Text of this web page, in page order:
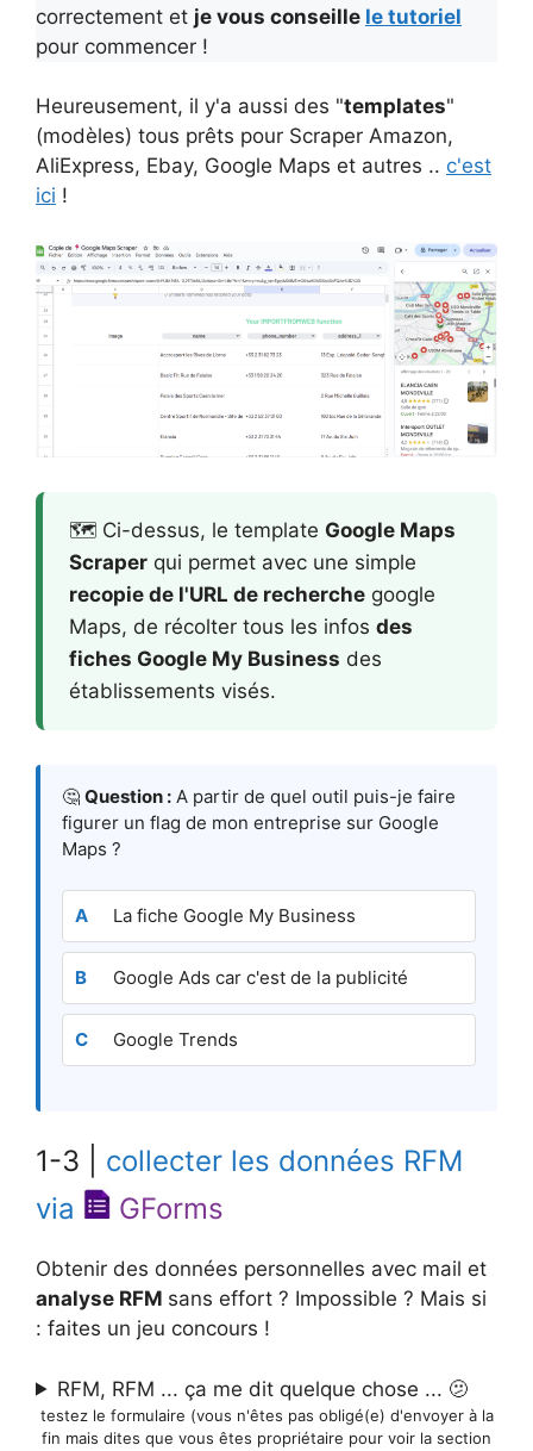
correctement et je vous conseille le tutoriel
pour commencer !
Heureusement, il y'a aussi des "templates"
(modèles) tous prêts pour Scraper Amazon,
AliExpress, Ebay, Google Maps et autres .. c'est
ici !
🗺️ Ci-dessus, le template Google Maps
Scraper qui permet avec une simple
recopie de l'URL de recherche google
Maps, de récolter tous les infosdes
fiches Google My Business des
établissements visés.
🤔 Question : A partir de quel outil puis-je faire
figurer un flag de mon entreprise sur Google
Maps ?
La fiche Google My Business
Google Ads car c'est de la publicité
Google Trends
1-3 | collecter les données RFM
via
GForms
Obtenir des données personnelles avec mail et
analyse RFM sans effort ? Impossible ? Mais si
: faites un jeu concours !
RFM, RFM ... ça me dit quelque chose ... 🫤
testez le formulaire (vous n'êtes pas obligé(e) d'envoyer à la
fin mais dites que vous êtes propriétaire pour voir la section